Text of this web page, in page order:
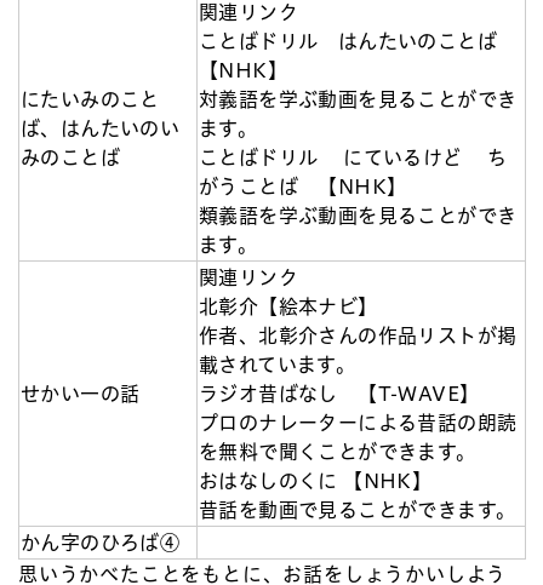
にたいみのこと
ば、はんたいのい
みのことば
関連リンク
ことばドリル はんたいのことば
【NHK】
対義語を学ぶ動画を見ることができ
ます。
ことばドリル にているけど ち
がうことば 【NHK】
類義語を学ぶ動画を見ることができ
ます。
せかい一の話
関連リンク
北彰介【絵本ナビ】
作者、北彰介さんの作品リストが掲
載されています。
ラジオ昔ばなし 【T-WAVE】
プロのナレーターによる昔話の朗読
を無料で聞くことができます。
おはなしのくに 【NHK】
昔話を動画で見ることができます。
かん字のひろば④
思いうかべたことをもとに、お話をしょうかいしよう